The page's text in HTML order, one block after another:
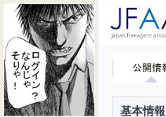
基本情報